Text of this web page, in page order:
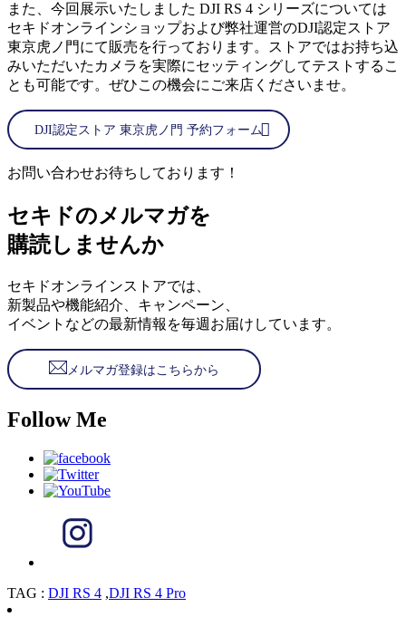
また、今回展示いたしました DJI RS 4 シリーズについては
セキドオンラインショップおよび弊社運営のDJI認定ストア
東京虎ノ門にて販売を行っております。ストアではお持ち込
みいただいたカメラを実際にセッティングしてテストするこ
とも可能です。ぜひこの機会にご来店くださいませ。
DJI認定ストア 東京虎ノ門 予約フォーム
お問い合わせお待ちしております！
セキドのメルマガを
購読しませんか
セキドオンラインストアでは、
新製品や機能紹介、キャンペーン、
イベントなどの最新情報を毎週お届けしています。
メルマガ登録はこちらから
Follow Me
TAG : DJI RS 4 ,DJI RS 4 Pro